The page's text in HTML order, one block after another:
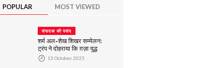
POPULAR MOST VIEWED
संपादक की पसंद
शर्म अल-शेख शिखर सम्मेलन:
ट्रंप ने दोहराया कि ग़ज़ा युद्ध
समाप्त हो गया है, और मध्यस्थों
को 'सफलता' के लिए धन्यवाद
13 October, 2025